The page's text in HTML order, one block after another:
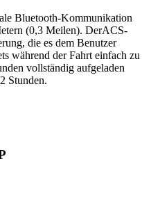
Bluetooth-Kommunikation
(0,3 Meilen). DerACS-
die es dem Benutzer
während der Fahrt einfach zu
vollständig aufgeladen
Stunden.